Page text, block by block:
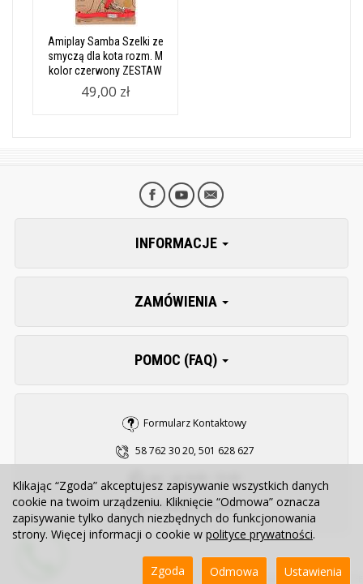
Amiplay Samba Szelki ze
smyczą dla kota rozm. M
kolor czerwony ZESTAW
49,00 zł
INFORMACJE
ZAMÓWIENIA
POMOC (FAQ)
Formularz Kontaktowy
58 762 30 20, 501 628 627
sklep@zooserwis.pl
Sklep internetowy SOTE
Klikając “Zgoda” akceptujesz zapisywanie wszystkich danych
cookie na twoim urządzeniu. Kliknięcie “Odmowa” oznacza
zapisywanie tylko danych niezbędnych do funkcjonowania
strony. Więcej informacji o cookie w polityce prywatności.
Ustawienia
Odmowa
Zgoda